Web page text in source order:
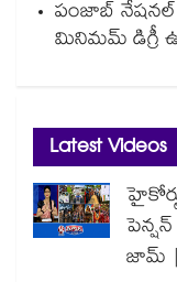
పంజాబ్ నేషనల్
మినిమమ్ డిగ్రీ
Latest Videos
జామ్ |